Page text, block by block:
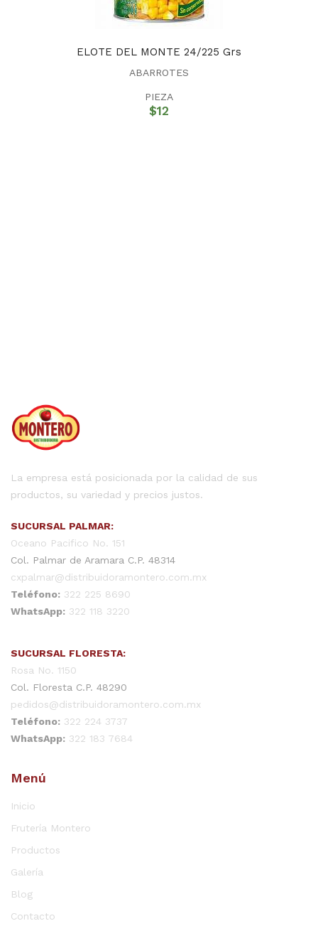
ELOTE DEL MONTE 24/225 Grs
ABARROTES
PIEZA
$12
La empresa está posicionada por la calidad de sus
productos, su variedad y precios justos.
SUCURSAL PALMAR:
Oceano Pacifico No. 151
Col. Palmar de Aramara C.P. 48314
cxpalmar@distribuidoramontero.com.mx
Teléfono: 322 225 8690
WhatsApp: 322 118 3220
SUCURSAL FLORESTA:
Rosa No. 1150
Col. Floresta C.P. 48290
pedidos@distribuidoramontero.com.mx
Teléfono: 322 224 3737
WhatsApp: 322 183 7684
Menú
Inicio
Frutería Montero
Productos
Galería
Blog
Contacto